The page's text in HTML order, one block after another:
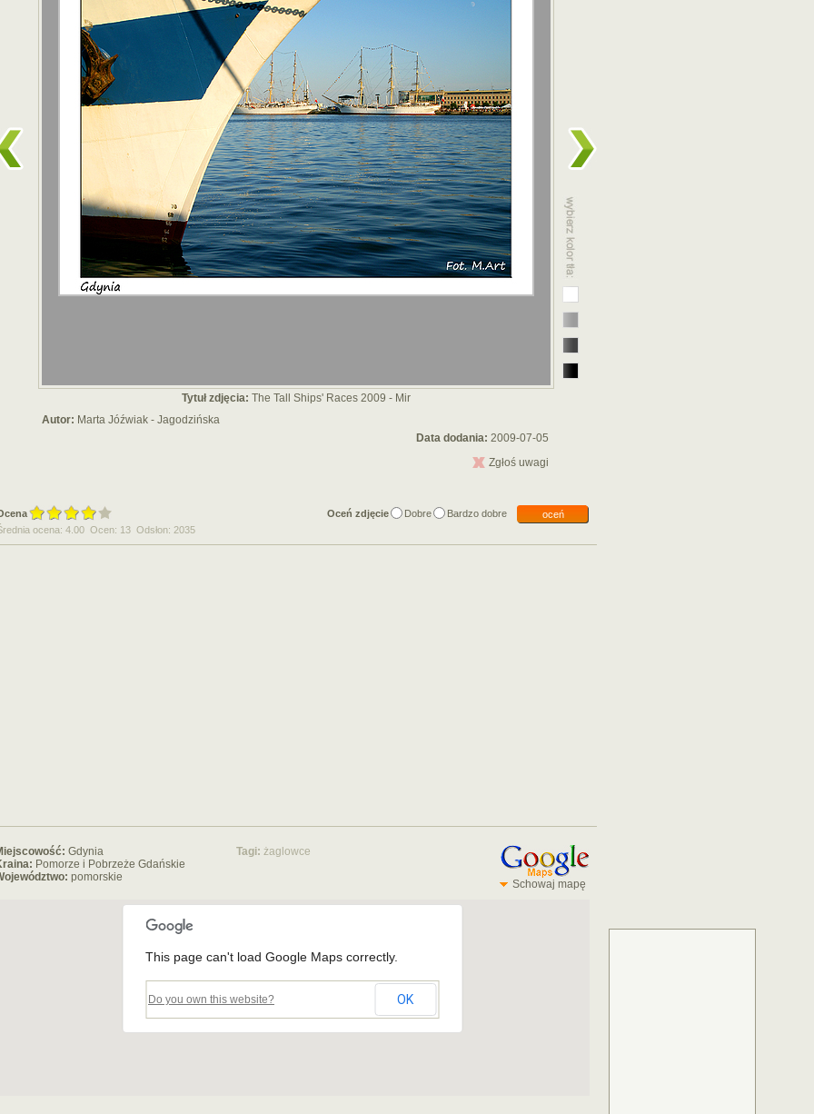
Tytuł zdjęcia: The Tall Ships' Races 2009 - Mir
Autor: Marta Jóźwiak - Jagodzińska
Data dodania: 2009-07-05
Zgłoś uwagi
Oceń zdjęcie Dobre Bardzo dobre
oceń
ocena: 4.00 Ocen: 13 Odsłon: 2035
Gdynia
Pomorze i Pobrzeże Gdańskie
pomorskie
Tagi: żaglowce
Schowaj mapę
This page can't load Google Maps correctly.
Do you own this website? OK